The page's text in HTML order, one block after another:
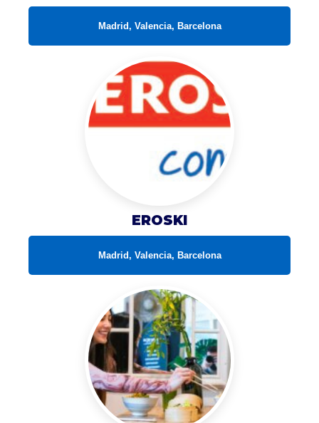
Madrid, Valencia, Barcelona
EROSKI
Madrid, Valencia, Barcelona